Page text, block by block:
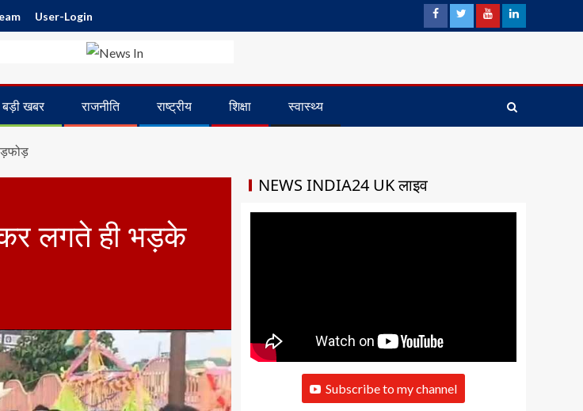
User-Login
बड़ी खबर राजनीति राष्ट्रीय शिक्षा स्वास्थ्य
लगते ही भड़के
NEWS INDIA24 UK लाइव
Subscribe to my channel